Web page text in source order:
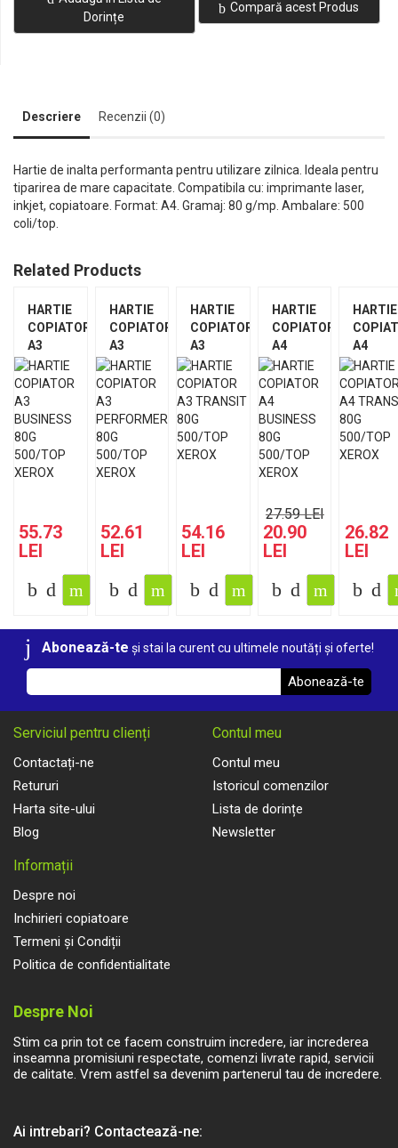
Dorințe
Compară acest Produs
Descriere Recenzii (0)
Hartie de inalta performanta pentru utilizare zilnica. Ideala pentru
tiparirea de mare capacitate. Compatibila cu: imprimante laser,
inkjet, copiatoare. Format: A4. Gramaj: 80 g/mp. Ambalare: 500
coli/top.
Related Products
HARTIE
COPIATOR
A3
BUSINESS
80G
500/TOP
XEROX
55.73
LEI
HARTIE
COPIATOR
A3
PERFORMER
80G
500/TOP
XEROX
52.61
LEI
HARTIE
COPIATOR
A3
TRANSIT
80G
500/TOP
XEROX
54.16
LEI
HARTIE
COPIATOR
A4
BUSINESS
80G
500/TOP
XEROX
27.59 LEI
20.90
LEI
HARTIE
A4
80G
500/
XEROX
26.82
LEI
Abonează-te și stai la curent cu ultimele noutăți și oferte!
Abonează-te
Serviciul pentru clienți
Contactați-ne
Retururi
Harta site-ului
Blog
Contul meu
Contul meu
Istoricul comenzilor
Lista de dorințe
Newsletter
Informații
Despre noi
Inchirieri copiatoare
Termeni și Condiții
Politica de confidentialitate
Despre Noi
Stim ca prin tot ce facem construim incredere, iar increderea
inseamna promisiuni respectate, comenzi livrate rapid, servicii
de calitate. Vrem astfel sa devenim partenerul tau de incredere.
Ai intrebari? Contactează-ne: